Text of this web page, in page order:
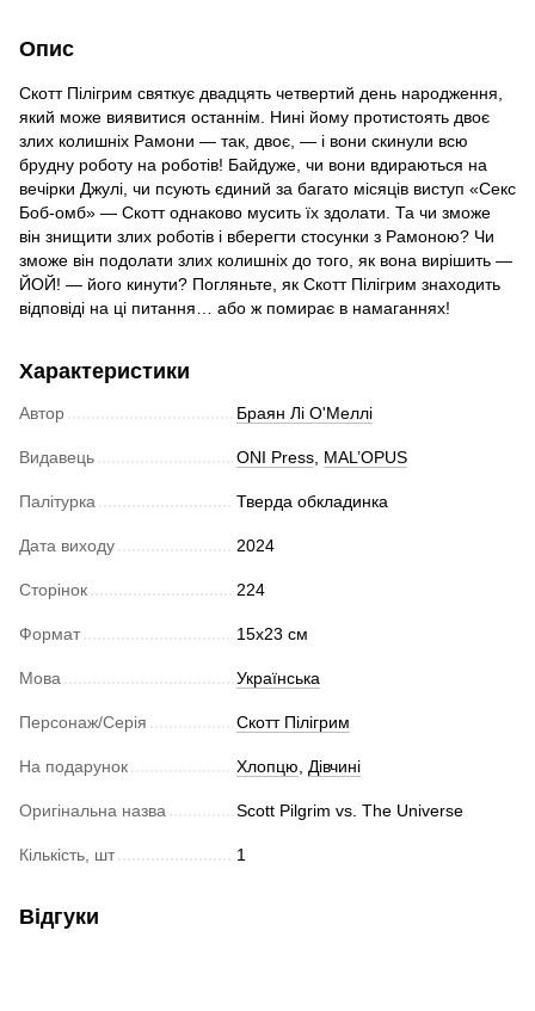
Опис
Скотт Пілігрим святкує двадцять четвертий день народження,
який може виявитися останнім. Нині йому протистоять двоє
злих колишніх Рамони — так, двоє, — і вони скинули всю
брудну роботу на роботів! Байдуже, чи вони вдираються на
вечірки Джулі, чи псують єдиний за багато місяців виступ «Секс
Боб-омб» — Скотт однаково мусить їх здолати. Та чи зможе
він знищити злих роботів і вберегти стосунки з Рамоною? Чи
зможе він подолати злих колишніх до того, як вона вирішить —
ЙОЙ! — його кинути? Погляньте, як Скотт Пілігрим знаходить
відповіді на ці питання… або ж помирає в намаганнях!
Характеристики
Автор Браян Лі О'Меллі
Видавець ONI Press MAL’OPUS
Палітурка Тверда обкладинка
Дата виходу 2024
Сторінок 224
Формат 15х23 см
Мова Українська
Персонаж/Серія Скотт Пілігрим
На подарунок Хлопцю Дівчині
Оригінальна назва Scott Pilgrim vs. The Universe
Кількість, шт 1
Відгуки